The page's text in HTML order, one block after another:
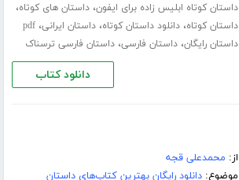
داستان کوتاه ابلیس زاده برای ایفون،داستان های کوتاه،
داستان کوتاه،دانلود داستان کوتاه،داستان ایرانی،pdf
داستان رایگان،داستان فارسی،داستان فارسی ترسناک
دانلود کتاب
از: محمدعلی قجه
موضوع:دانلود رایگان بهترین کتاب‌های داستان